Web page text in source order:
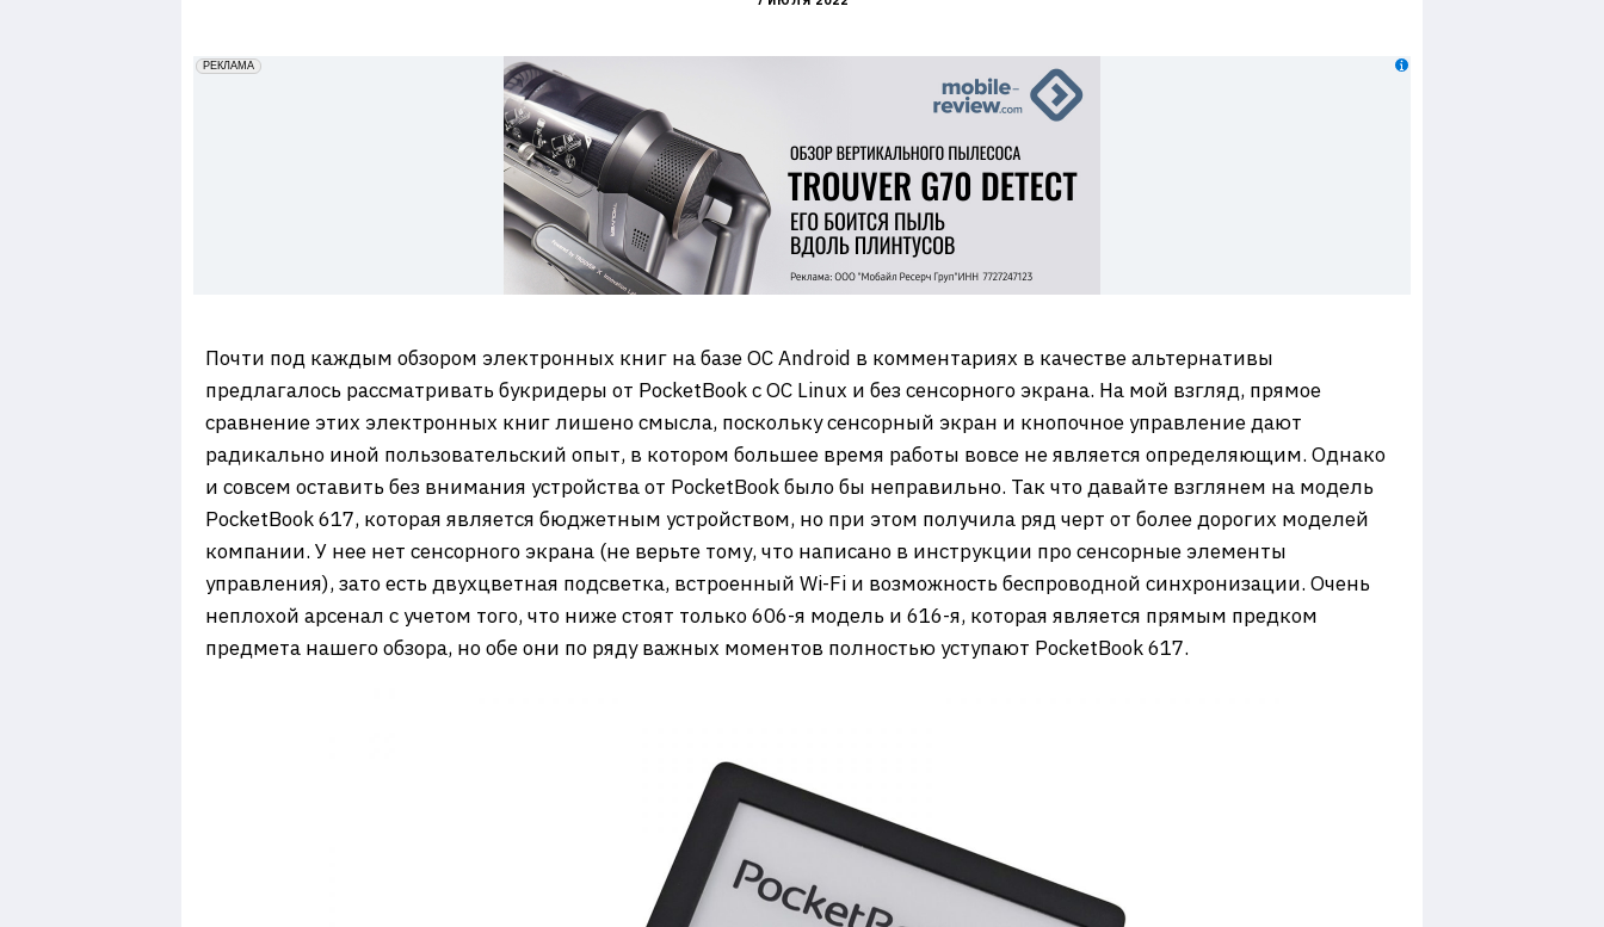
erid: 2VfnxxmNzs5
РЕКЛАМА
Почти под каждым обзором электронных книг на базе ОС Android в комментариях в качестве альтернативы
предлагалось рассматривать букридеры от PocketBook с ОС Linux и без сенсорного экрана. На мой взгляд, прямое
сравнение этих электронных книг лишено смысла, поскольку сенсорный экран и кнопочное управление дают
радикально иной пользовательский опыт, в котором большее время работы вовсе не является определяющим. Однако
и совсем оставить без внимания устройства от PocketBook было бы неправильно. Так что давайте взглянем на модель
PocketBook 617, которая является бюджетным устройством, но при этом получила ряд черт от более дорогих моделей
компании. У нее нет сенсорного экрана (не верьте тому, что написано в инструкции про сенсорные элементы
управления), зато есть двухцветная подсветка, встроенный Wi-Fi и возможность беспроводной синхронизации. Очень
неплохой арсенал с учетом того, что ниже стоят только 606-я модель и 616-я, которая является прямым предком
предмета нашего обзора, но обе они по ряду важных моментов полностью уступают PocketBook 617.